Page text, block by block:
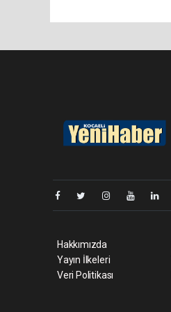
Hakkımızda
Yayın İlkeleri
Veri Politikası